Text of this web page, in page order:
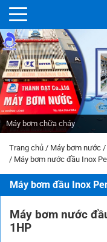
Máy bơm chữa cháy
Trang chủ / Máy bơm nước /
/ Máy bơm nước đầu Inox
Máy bơm đầu Inox
Máy bơm nước
1HP